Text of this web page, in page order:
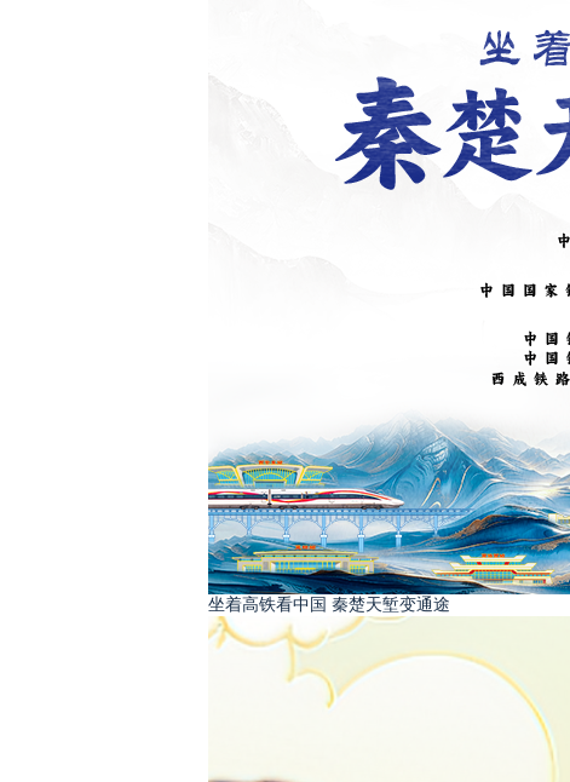
坐着高铁看中国 秦楚天堑变通途